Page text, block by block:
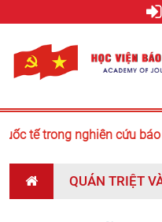
tế trong nghiên cứu
QUÁN TRIỆT